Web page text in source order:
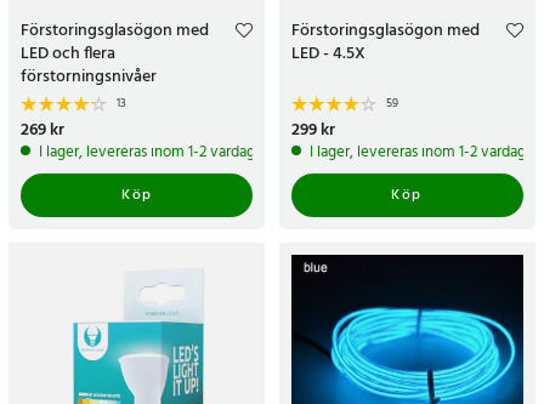
Förstoringsglasögon med
LED och flera
förstorningsnivåer
13
Pris:269 kr
269 kr
I lager, levereras inom 1-2 vardagar
Köp
Förstoringsglasögon med
LED - 4.5X
59
Pris:299 kr
299 kr
I lager, levereras inom 1-2 vardagar
Köp